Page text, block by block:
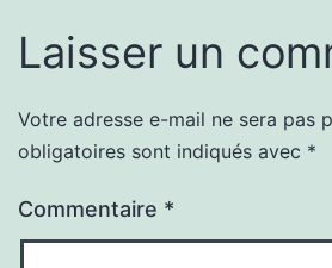
Laisser un
Votre adresse e-mail ne sera pas
obligatoires sont indiqués avec *
Commentaire *